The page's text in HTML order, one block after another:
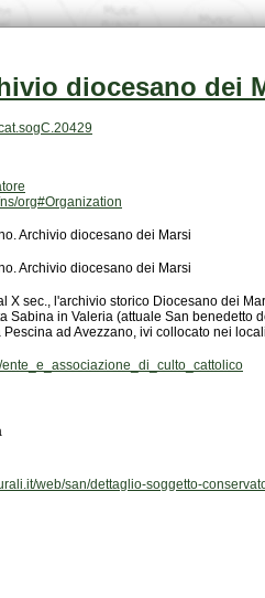
diocesano dei
org#Organization
Archivio diocesano dei Marsi
Archivio diocesano dei Marsi
Pescina ad Avezzano, ivi collocato nei
ente_e_associazione_di_culto_cattolico
web/san/dettaglio-soggetto-